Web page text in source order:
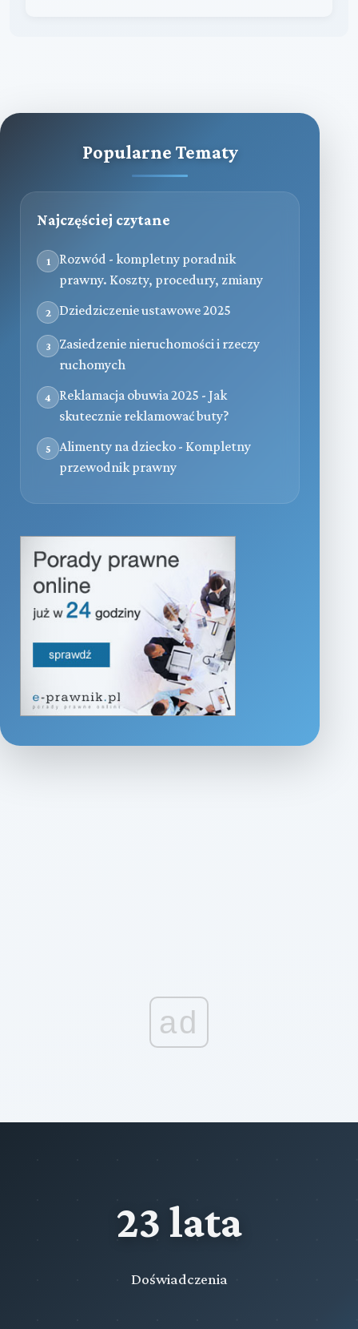
Popularne Tematy
Najczęściej czytane
1
Rozwód - kompletny poradnik
prawny. Koszty, procedury, zmiany
2 Dziedziczenie ustawowe 2025
3
Zasiedzenie nieruchomości i rzeczy
ruchomych
4
Reklamacja obuwia 2025 - Jak
skutecznie reklamować buty?
5
Alimenty na dziecko - Kompletny
przewodnik prawny
ad
23 lata
Doświadczenia